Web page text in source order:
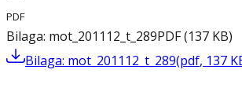
PDF
Bilaga: mot_201112_t_289PDF(137 KB)
Bilaga: mot_201112_t_289(pdf, 137